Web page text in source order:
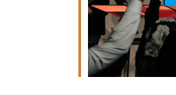
Office 365